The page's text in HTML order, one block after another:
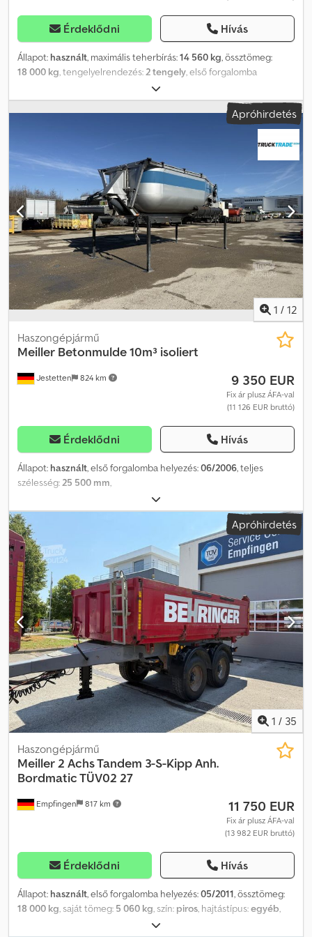
Érdeklődni Hívás
Állapot: használt, maximális teherbírás:14 560 kg, össztömeg:
18 000 kg, tengelyelrendezés:2 tengely, első forgalomba
, következő vizsga (TÜV):
ABS, • Acél alvázkeret két hosszanti tartóval és oldalsó
görgővezetékkel, valamint kopásálló futófelülettel
karbantartásigénytelen vonórud. • 40 mm átmérőjű vonófej. • 2-2
pneumatikus, a kereszttartókba integrált zárszerkezet. •
Előkészítés Meiller Smartboardhoz. • Két egyedi tengely (9,00
tonnás megengedett tengelyterhelés) ikerkerekekkel, ABS-sel. •
Ikerkerekek. • Elektronikus ABS. • EBS-E. • 45/3M kivitel. • ABS-
csatlakozó ISO 7638. Crodpfx Aozr A A Njngof • 60 literes
alumínium légtartály. • Légrugózás süllyesztő berendezéssel. • Egy
szerszámtároló. • Egy hálótároló. • Csavarozható alvázvédő. •
Vonóvillánk 2700 mm. A fentiek tájékoztató jellegűek, a változtatás
jogát fenntartjuk.
Apróhirdetés
1 / 12
Jestetten 824 km
Haszongépjármű
Meiller Betonmulde 10m³ isoliert
9 350 EUR
Fix ár plusz ÁFA-val
(11 126 EUR bruttó)
Érdeklődni Hívás
Állapot: használt, első forgalomba helyezés:06/2006, teljes
szélesség:25 500 mm,
Apróhirdetés
1 / 35
Empfingen 817 km
Haszongépjármű
Meiller2 Achs Tandem 3-S-Kipp Anh.
Bordmatic TÜV02 27
11 750 EUR
Fix ár plusz ÁFA-val
(13 982 EUR bruttó)
Érdeklődni Hívás
Állapot: használt, első forgalomba helyezés:05/2011, össztömeg:
18 000 kg, saját tömeg: 5 060 kg, szín: piros, hajtástípus:egyéb,
, maximális teherbírás: